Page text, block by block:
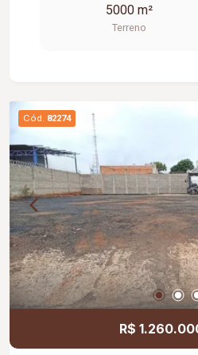
5000 m²
Terreno
Cód. 82274
R$